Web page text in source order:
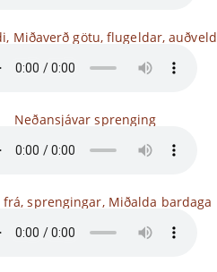
Miðaverð götu, flugeldar, auðveld
Neðansjávar sprenging
frá, sprengingar, Miðalda bardaga